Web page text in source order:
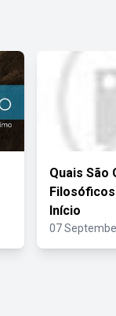
Quais São
Início
07